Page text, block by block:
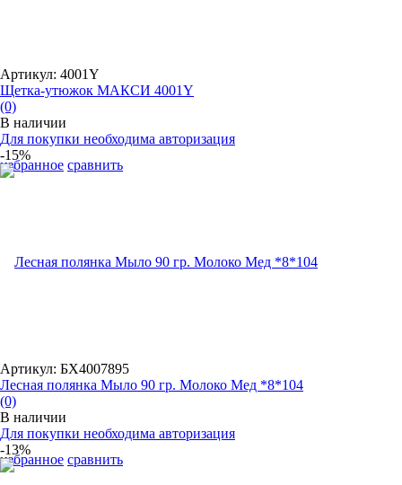
избранное сравнить
Артикул: 4001Y
Щетка-утюжок МАКСИ 4001Y
(0)
В наличии
Для покупки необходима авторизация
-15%
избранное сравнить
Артикул: БХ4007895
Лесная полянка Мыло 90 гр. Молоко Мед *8*104
(0)
В наличии
Для покупки необходима авторизация
-13%